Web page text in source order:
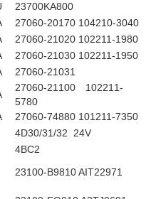
23700KA800
27060-20170 104210-3040
27060-21020 102211-1980
27060-21030 102211-1950
27060-21031
27060-21100 102211-
5780
27060-74880 101211-7350
4D30/31/32 24V
4BC2
23100-B9810 AIT22971